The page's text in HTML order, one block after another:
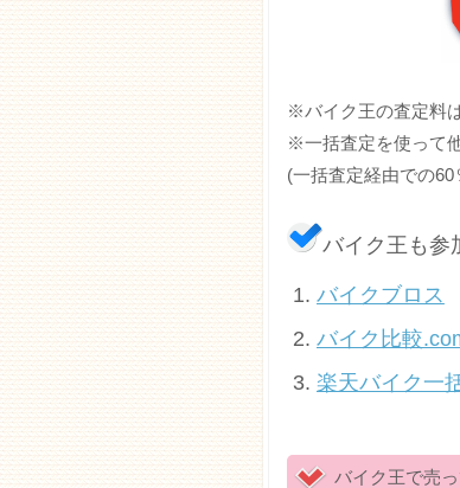
※バイク王の査定料
※一括査定を使って
(一括査定経由での
バイク王も参
バイクブロス
バイク比較
楽天バイク一
バイク王で売